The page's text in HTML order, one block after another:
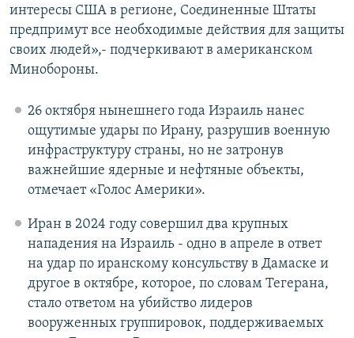
интересы США в регионе, Соединенные Штаты
предпримут все необходимые действия для защиты
своих людей»,- подчеркивают в американском
Минобороны.
26 октября нынешнего года Израиль нанес
ощутимые удары по Ирану, разрушив военную
инфраструктуру страны, но не затронув
важнейшие ядерные и нефтяные объекты,
отмечает «Голос Америки».
Иран в 2024 году совершил два крупных
нападения на Израиль - одно в апреле в ответ
на удар по иранскому консульству в Дамаске и
другое в октябре, которое, по словам Тегерана,
стало ответом на убийство лидеров
вооруженных группировок, поддерживаемых